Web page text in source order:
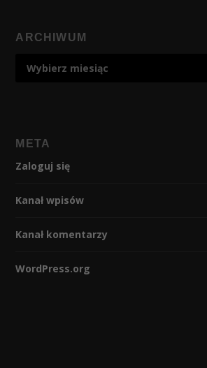
ARCHIWUM
META
Zaloguj się
Kanał wpisów
Kanał komentarzy
WordPress.org